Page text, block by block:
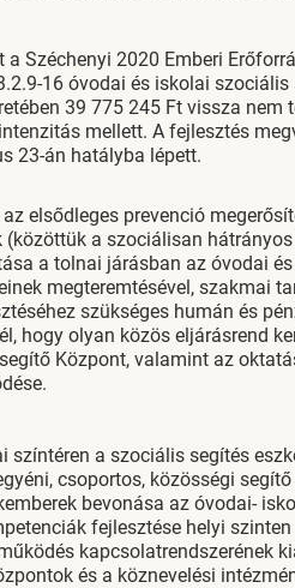
Széchenyi 2020 Emberi
16 óvodai és iskolai
39 775 245 Ft vissza nem
mellett. A fejlesztés
23-án hatályba lépett.
elsődleges prevenció
(közöttük a szociálisan
a tolnai járásban az óvodai
megteremtésével, szakmai
szükséges humán és
hogy olyan közös eljárásrend
Központ, valamint az
színtéren a szociális segítés
csoportos, közösségi
bevonása az óvodai-
fejlesztése helyi szinten
kapcsolatrendszerének
és a köznevelési